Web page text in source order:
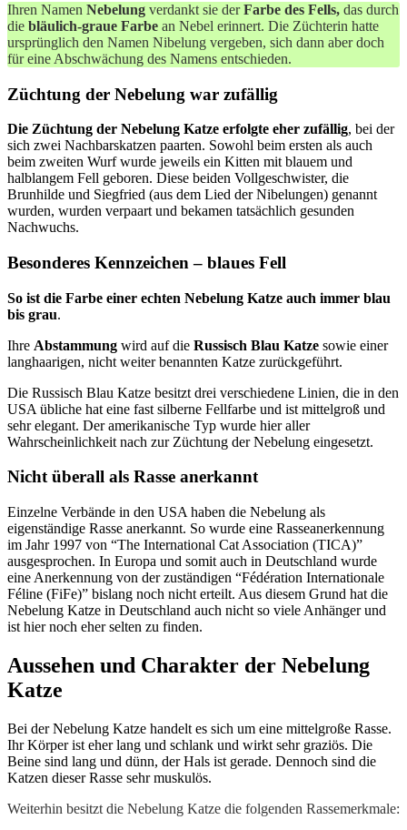
Ihren Namen Nebelung verdankt sie derFarbe des Fells, das durch
die bläulich-graue Farbe an Nebel erinnert. Die Züchterin hatte
ursprünglich den Namen Nibelung vergeben, sich dann aber doch
für eine Abschwächung des Namens entschieden.
Züchtung der Nebelung war zufällig
Die Züchtung der Nebelung Katze erfolgte eher zufällig, bei der
sich zwei Nachbarskatzen paarten. Sowohl beim ersten als auch
beim zweiten Wurf wurde jeweils ein Kitten mit blauem und
halblangem Fell geboren. Diese beiden Vollgeschwister, die
Brunhilde und Siegfried (aus dem Lied der Nibelungen) genannt
wurden, wurden verpaart und bekamen tatsächlich gesunden
Nachwuchs.
Besonderes Kennzeichen – blaues Fell
So ist die Farbe einer echten Nebelung Katze auch immer blau
bis grau.
Ihre Abstammung wird auf die Russisch Blau Katze sowie einer
langhaarigen, nicht weiter benannten Katze zurückgeführt.
Die Russisch Blau Katze besitzt drei verschiedene Linien, die in den
USA übliche hat eine fast silberne Fellfarbe und ist mittelgroß und
sehr elegant. Der amerikanische Typ wurde hier aller
Wahrscheinlichkeit nach zur Züchtung der Nebelung eingesetzt.
Nicht überall als Rasse anerkannt
Einzelne Verbände in den USA haben die Nebelung als
eigenständige Rasse anerkannt. So wurde eine Rasseanerkennung
im Jahr 1997 von “The International Cat Association (TICA)”
ausgesprochen. In Europa und somit auch in Deutschland wurde
eine Anerkennung von der zuständigen “Fédération Internationale
Féline (FiFe)” bislang noch nicht erteilt. Aus diesem Grund hat die
Nebelung Katze in Deutschland auch nicht so viele Anhänger und
ist hier noch eher selten zu finden.
Aussehen und Charakter der Nebelung
Katze
Bei der Nebelung Katze handelt es sich um eine mittelgroße Rasse.
Ihr Körper ist eher lang und schlank und wirkt sehr graziös. Die
Beine sind lang und dünn, der Hals ist gerade. Dennoch sind die
Katzen dieser Rasse sehr muskulös.
Weiterhin besitzt die Nebelung Katze die folgenden Rassemerkmale: